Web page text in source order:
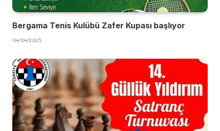
Bergama Tenis Kulübü Zafer Kupası başlıyor
04/04/2025